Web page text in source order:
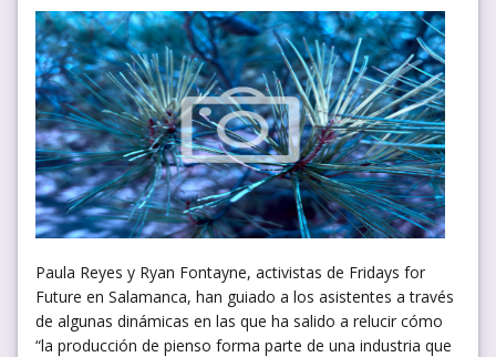
Paula Reyes y Ryan Fontayne, activistas de Fridays for
Future en Salamanca, han guiado a los asistentes a través
de algunas dinámicas en las que ha salido a relucir cómo
“la producción de pienso forma parte de una industria que